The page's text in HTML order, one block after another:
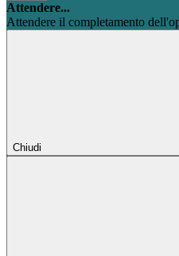
Attendere...
Attendere il completamento
Chiudi